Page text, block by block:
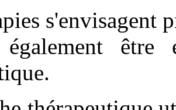
s'envisagent
également